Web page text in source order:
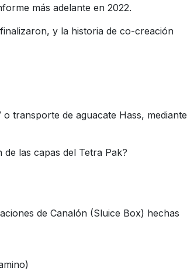
más adelante en 2022.
y la historia de co-creación
transporte de aguacate Hass, mediante
las capas del Tetra Pak?
de Canalón (Sluice Box) hechas